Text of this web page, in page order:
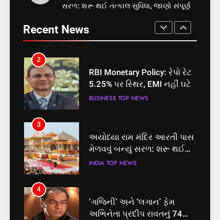
RBI Monetary Policy: રેપો રેટ
5.25% પર સ્થિર, EMI નહીં ઘટે
3
અયોધ્યા રામ મંદિર આરતી પાસ
મેળવવું બન્યું સરળ: શરૂ થઈ
તત્કાલ સુવિધા, જાણો સંપૂર્ણ
INDIA TOP NEWS
4
‘ગજિની’ અને ‘લગાન’ ફેમ
અભિનેતા પ્રદીપ રાવતનું 74
વર્ષની વયે નિધન, બ્લડ કેન્સર
ENTERTAINMENT
5
કોડીનારના છારા દરિયાકાંઠે પાંચ
કિશોરો ડૂબ્યા, 3નો બચાવ, 2
સરળ: શરૂ થઈ તત્કાલ સુવિધા, જાણો સંપૂર્ણ
Recent News
સમાજવાદી પાર્ટીએ અયોધ્યા
બેઠક પરથી પવન પાંડેને 2027
માટે બનાવાયા ઉમેદવાર
2
RBI Monetary Policy: રેપો રેટ
5.25% પર સ્થિર, EMI નહીં ઘટે
BUSINESS TOP NEWS
3
અયોધ્યા રામ મંદિર આરતી પાસ
મેળવવું બન્યું સરળ: શરૂ થઈ
તત્કાલ સુવિધા, જાણો સંપૂર્ણ
INDIA TOP NEWS
4
‘ગજિની’ અને ‘લગાન’ ફેમ
અભિનેતા પ્રદીપ રાવતનું 74